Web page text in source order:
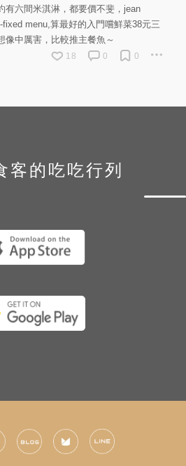
有六間米淇淋，都要價不斐，jean
menu,算最好的入門嚐鮮菜38元三
像中厲害，比較推主餐魚～
18 0 0
客的吃吃行列